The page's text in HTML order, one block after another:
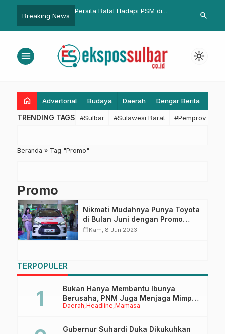
Breaking News
Kondisi Cuaca
dengan BPBD
Persita Batal Hadapi PSM di
Pemerintah
Presiden
search
menu light_mode
home Advertorial Budaya Daerah Dengar Berita
TRENDING TAGS #Sulbar #Sulawesi Barat #Pemprov
Beranda » Tag "Promo"
Promo
Nikmati Mudahnya Punya Toyota
di Bulan Juni dengan Promo
Tukar Tambah Untung Belimpah
calendar_monthKam, 8 Jun 2023
TERPOPULER
Daerah Headline Mamasa
Bukan Hanya Membantu Ibunya
Berusaha, PNM Juga Menjaga Mimpi
Anaknya Untuk Menggapai Cita-Cita
Gubernur Suhardi Duka Dikukuhkan